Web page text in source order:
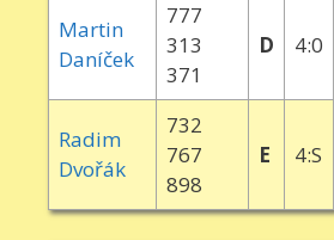
Martin
Daníček
777
313
371
D 4:0
Radim
Dvořák
732
767
898
E 4:S